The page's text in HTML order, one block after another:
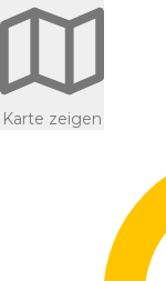
Karte zeigen